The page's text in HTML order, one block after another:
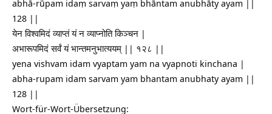
abhā-rūpam idaṃ sarvaṃ yaṃ bhāntam anubhāty ayam ||
128 ||
येन विश्वमिदं व्याप्तं यं न व्याप्नोति किञ्चन |
अभारूपमिदं सर्वं यं भान्तमनुभात्ययम् || १२८ ||
yena vishvam idam vyaptam yam na vyapnoti kinchana |
abha-rupam idam sarvam yam bhantam anubhaty ayam ||
128 ||
Wort-für-Wort-Übersetzung: